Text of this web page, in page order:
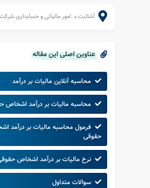
آشاثبت> امور مالیاتی و حسابداری شرکت
عناوین اصلی این مقاله
محاسبه آنلاین مالیات بر درآمد
محاسبه مالیات بر درآمد اشخاص
فرمول محاسبه مالیات بر درآمد
حقوقی
نرخ مالیات بر درآمد اشخاص
سوالات متداول